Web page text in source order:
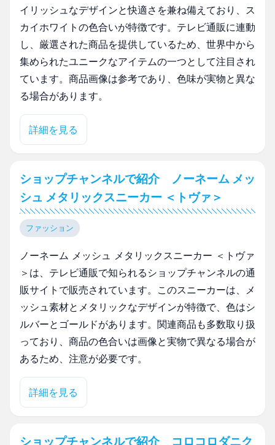
イリッシュなデザインと快適さを兼ね備えており、ス
カイホワイトの色合いが特徴です。テレビ通販に連動
し、厳選された商品を提供しているため、世界中から
集められたユニークなアイテムの一つとして注目され
ています。商品画像は参考であり、色味が実物と異な
る場合があります。
詳細を見る
ショップチャンネルで紹介 ノーネーム メッ
シュ メタリックスニーカー ＜トヴァ＞
ファッション
ノーネーム メッシュ メタリックスニーカー ＜トヴァ
＞は、テレビ通販で知られるショップチャンネルの通
販サイトで販売されています。このスニーカーは、メ
ッシュ素材とメタリックなデザインが特徴で、色はシ
ルバーとゴールドがあります。関連商品も多数取り扱
っており、商品の色合いは画像と実物で異なる場合が
あるため、注意が必要です。
詳細を見る
ショップチャンネルで紹介 コロコロダニク